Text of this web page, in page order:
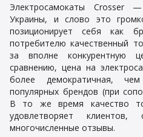
Электросамокаты
Украины, и слово это
позиционирует себя как
потребителю качественный
за вполне конкурентную
сравнению, цена на
более демократичная,
популярных брендов (при
В то же время качество
удовлетворяет
многочисленные отзывы.